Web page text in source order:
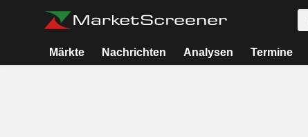
Märkte Nachrichten Analysen Termine